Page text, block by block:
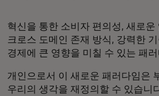
혁신을 통한 소비자 편의성, 새로
크로스 도메인 존재 방식, 강력한
경제에 큰 영향을 미칠 수 있는 패
개인으로서 이 새로운 패러다임은
우리의 생각을 재정의할 수 있습니